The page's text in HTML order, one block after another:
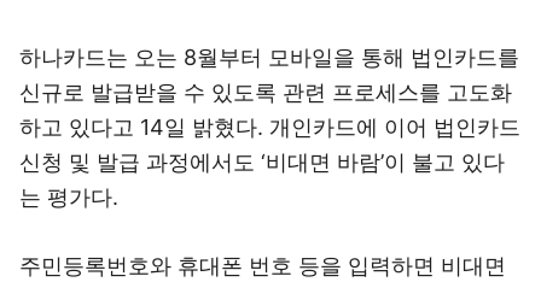
하나카드는 오는 8월부터 모바일을 통해 법인카드를
신규로 발급받을 수 있도록 관련 프로세스를 고도화
하고 있다고 14일 밝혔다. 개인카드에 이어 법인카드
신청 및 발급 과정에서도 ‘비대면 바람’이 불고 있다
는 평가다.
주민등록번호와 휴대폰 번호 등을 입력하면 비대면